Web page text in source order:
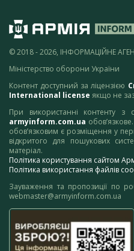
© 2018 - 2026, ІНФОРМАЦІЙНЕ
Міністерство оборони України
Контент доступний за ліцензією
International license якщо не
При використанні контенту з
armyinform.com.ua
обов’язковим є розміщення у
відкритого для пошукових
матеріал.
Політика користування сайтом
Політика використання файлів
Зауваження та пропозиції по
webmaster@armyinform.com.ua